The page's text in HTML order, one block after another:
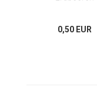
0,50 EUR